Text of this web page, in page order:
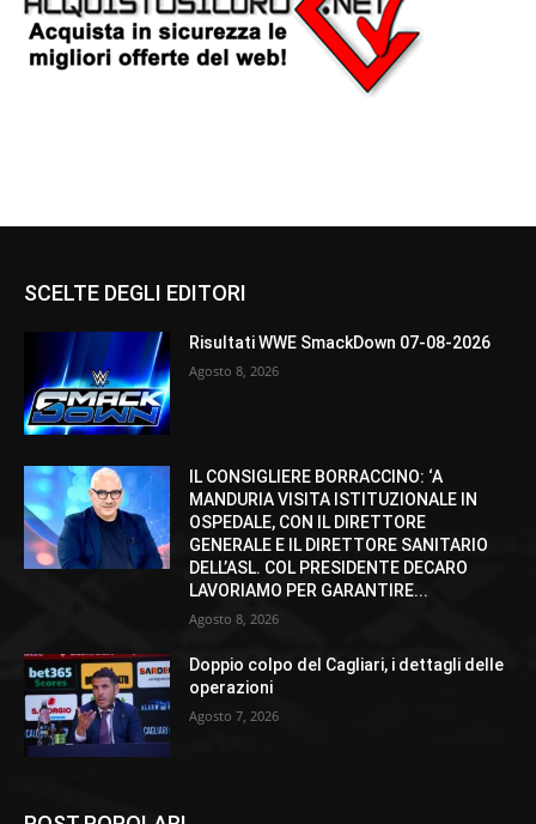
SCELTE DEGLI EDITORI
Risultati WWE SmackDown 07-08-2026
Agosto 8, 2026
IL CONSIGLIERE BORRACCINO: ‘A
MANDURIA VISITA ISTITUZIONALE IN
OSPEDALE, CON IL DIRETTORE
GENERALE E IL DIRETTORE SANITARIO
DELL’ASL. COL PRESIDENTE DECARO
LAVORIAMO PER GARANTIRE...
Agosto 8, 2026
Doppio colpo del Cagliari, i dettagli delle
operazioni
Agosto 7, 2026